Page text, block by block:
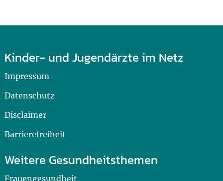
Kinder- und Jugendärzte im Netz
Impressum
Datenschutz
Disclaimer
Barrierefreiheit
Weitere Gesundheitsthemen
Frauengesundheit